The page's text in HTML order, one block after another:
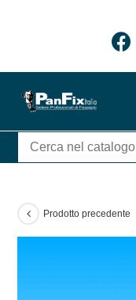
Prodotto precedente